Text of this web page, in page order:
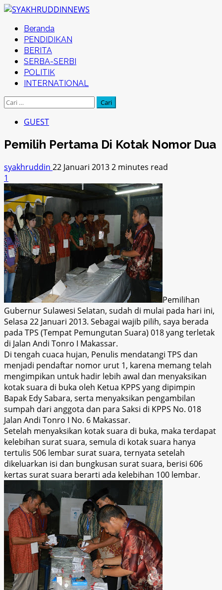
Skip
content
Primary
Menu
Beranda
PENDIDIKAN
BERITA
SERBA-SERBI
POLITIK
INTERNATIONAL
Cari
GUEST
Pemilih Pertama Di Kotak Nomor Dua
syakhruddin 22 Januari 20132 minutes read
1
Pemilihan
Gubernur Sulawesi Selatan, sudah di mulai pada hari ini,
Selasa 22 Januari 2013. Sebagai wajib pilih, saya berada
pada TPS (Tempat Pemungutan Suara) 018 yang terletak
di Jalan Andi Tonro I Makassar.
Di tengah cuaca hujan, Penulis mendatangi TPS dan
menjadi pendaftar nomor urut 1, karena memang telah
mengimpikan untuk hadir lebih awal dan menyaksikan
kotaksuara di buka oleh Ketua KPPS yang dipimpin
Bapak Edy Sabara, serta menyaksikan pengambilan
sumpah dari anggota dan para Saksi di KPPS No. 018
Jalan Andi Tonro I No. 6 Makassar.
Setelah menyaksikan kotaksuara di buka, maka terdapat
kelebihan surat suara, semula di kotak suara hanya
tertulis 506 lembar surat suara, ternyata setelah
dikeluarkan isi dan bungkusan surat suara, berisi 606
kertas surat suara berarti ada kelebihan 100 lembar.